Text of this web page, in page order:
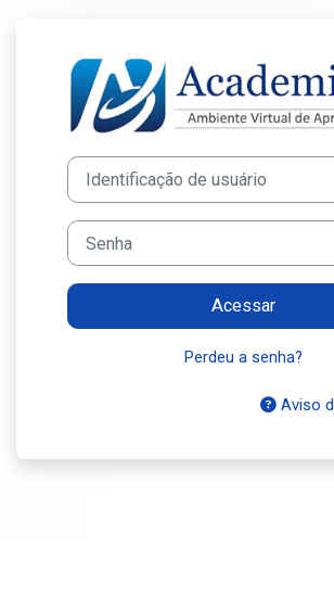
Identificação de usuário
Senha
Acessar
Perdeu a senha?
Aviso